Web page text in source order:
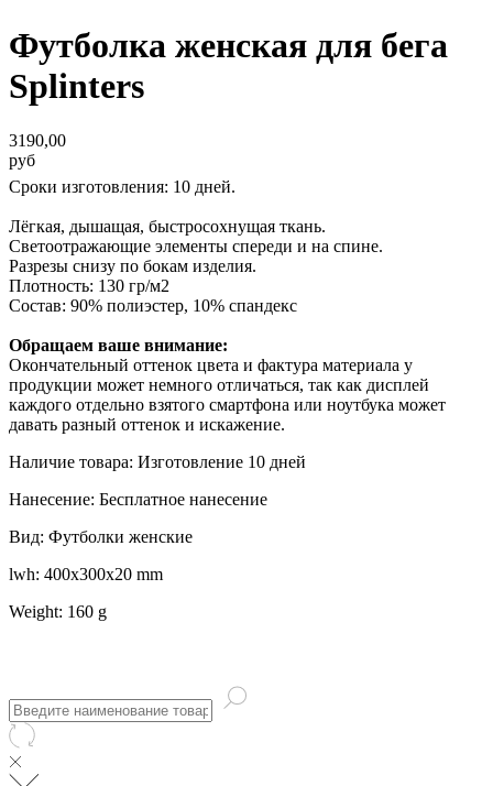
Футболка женская для бега
Splinters
3190,00
руб
Сроки изготовления: 10 дней.
Лёгкая, дышащая, быстросохнущая ткань.
Светоотражающие элементы спереди и на спине.
Разрезы снизу по бокам изделия.
Плотность: 130 гр/м2
Состав: 90% полиэстер, 10% спандекс
Обращаем ваше внимание:
Окончательный оттенок цвета и фактура материала у
продукции может немного отличаться, так как дисплей
каждого отдельно взятого смартфона или ноутбука может
давать разный оттенок и искажение.
Наличие товара: Изготовление 10 дней
Нанесение: Бесплатное нанесение
Вид: Футболки женские
lwh: 400x300x20 mm
Weight: 160 g